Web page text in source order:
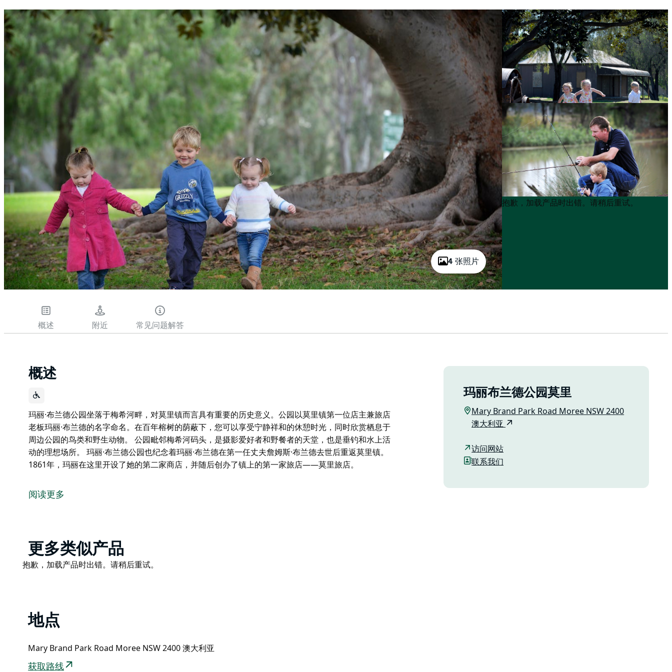
4 张照片
Product
List
Product
List
抱歉，加载产品时出错。请稍后重试。
概述 附近 常见问题解答
概述
玛丽·布兰德公园坐落于梅希河畔，对莫里镇而言具有重要的历史意义。公园以莫里镇第一位店主兼旅店
老板玛丽·布兰德的名字命名。在百年榕树的荫蔽下，您可以享受宁静祥和的休憩时光，同时欣赏栖息于
周边公园的鸟类和野生动物。 公园毗邻梅希河码头，是摄影爱好者和野餐者的天堂，也是垂钓和水上活
动的理想场所。 玛丽·布兰德公园也纪念着玛丽·布兰德在第一任丈夫詹姆斯·布兰德去世后重返莫里镇。
1861年，玛丽在这里开设了她的第二家商店，并随后创办了镇上的第一家旅店——莫里旅店。
老板玛丽·布兰德的名字命名。在百年榕树的荫蔽下，您可以享受宁静祥和的休憩时光，同时欣赏栖息于
周边公园的鸟类和野生动物。
玛丽·布兰德公园也纪念着玛丽·布兰德在第一任丈夫詹姆斯·布兰德去世后重返莫里镇。1861年，玛丽在这
里开设了她的第二家商店，并随后创办了镇上的第一家旅店——莫里旅店。
阅读更多
玛丽布兰德公园莫里
Mary Brand Park Road Moree NSW 2400
澳大利亚
访问网站
联系我们
Product
List
更多类似产品
Product
抱歉，加载产品时出错。请稍后重试。
地点
Mary Brand Park Road Moree NSW 2400 澳大利亚
获取路线